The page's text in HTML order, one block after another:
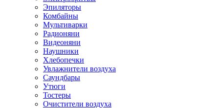
Эпиляторы
Комбайны
Мультиварки
Радионяни
Видеоняни
Наушники
Хлебопечки
Увлажнители воздуха
Саундбары
Утюги
Тостеры
Очистители воздуха